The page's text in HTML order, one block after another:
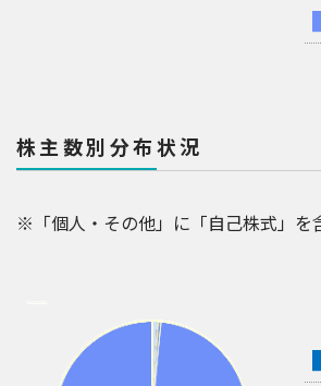
株主数別分布状況
※「個人・その他」に「自己株式」を